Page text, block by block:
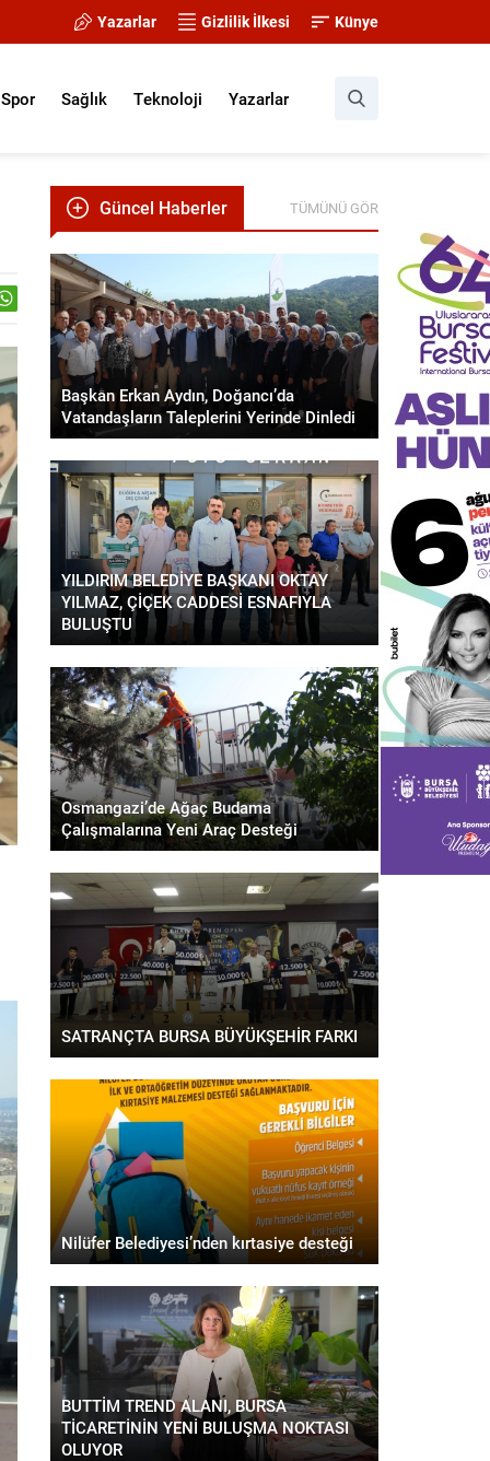
Yazarlar Gizlilik İlkesi Künye
Spor Sağlık Teknoloji Yazarlar
Güncel Haberler TÜMÜNÜ GÖR
Başkan Erkan Aydın, Doğancı’da
Vatandaşların Taleplerini Yerinde Dinledi
YILDIRIM BELEDİYE BAŞKANI OKTAY
YILMAZ, ÇİÇEK CADDESİ ESNAFIYLA
BULUŞTU
Osmangazi’de Ağaç Budama
Çalışmalarına Yeni Araç Desteği
SATRANÇTA BURSA BÜYÜKŞEHİR FARKI
Nilüfer Belediyesi’nden kırtasiye desteği
BUTTİM TREND ALANI, BURSA
TİCARETİNİN YENİ BULUŞMA NOKTASI
OLUYOR